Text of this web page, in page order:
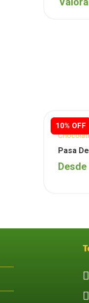
10% OFF
10% OFF
Pasa
Desde